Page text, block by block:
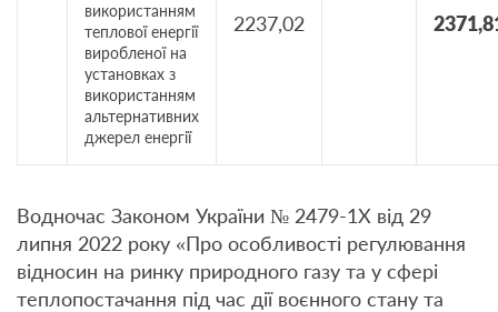
використанням
теплової енергії
виробленої на
установках з
використанням
альтернативних
джерел енергії
2237,02
Водночас Законом України № 2479-1Х від 29
липня 2022 року «Про особливості регулювання
відносин на ринку природного газу та у сфері
теплопостачання під час дії воєнного стану та